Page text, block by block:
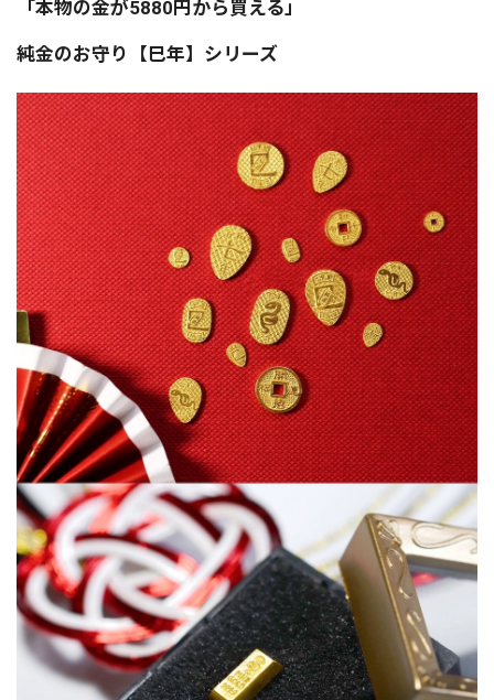
「本物の金が5880円から買える」
純金のお守り【巳年】シリーズ